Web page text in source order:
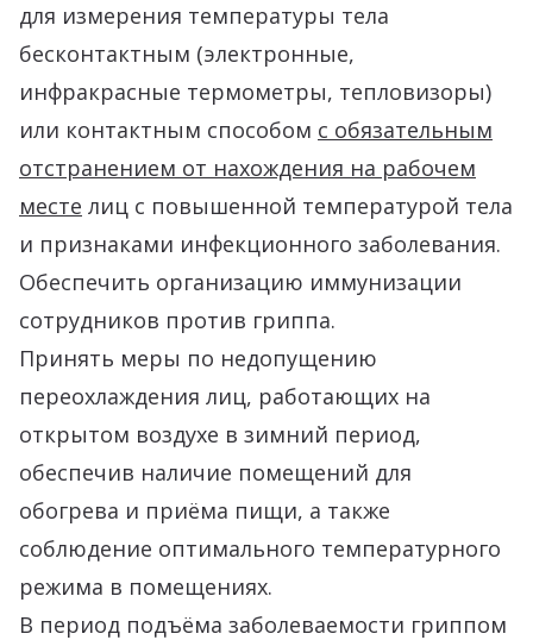
для измерения температуры тела
бесконтактным (электронные,
инфракрасные термометры, тепловизоры)
или контактным способом с обязательным
отстранением от нахождения на рабочем
месте лиц с повышенной температурой тела
и признаками инфекционного заболевания.
Обеспечить организацию иммунизации
сотрудников против гриппа.
Принять меры по недопущению
переохлаждения лиц, работающих на
открытом воздухе в зимний период,
обеспечив наличие помещений для
обогрева и приёма пищи, а также
соблюдение оптимального температурного
режима в помещениях.
В период подъёма заболеваемости гриппом